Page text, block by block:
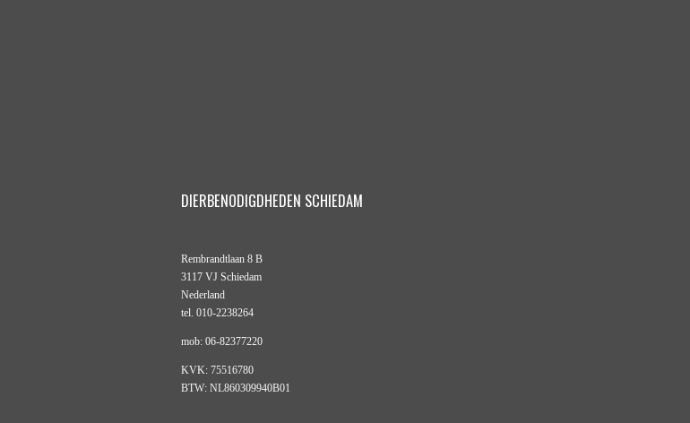
DIERBENODIGDHEDEN SCHIEDAM
Rembrandtlaan 8 B
3117 VJ Schiedam
Nederland
tel. 010-2238264
mob: 06-82377220
KVK: 75516780
BTW: NL860309940B01